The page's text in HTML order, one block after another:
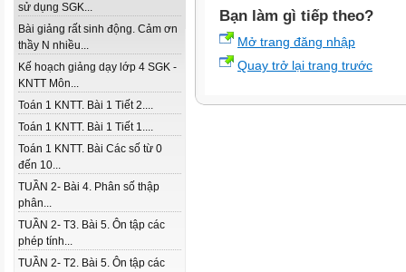
sử dụng SGK...
Bài giảng rất sinh động. Cảm ơn
thầy N nhiều...
Kế hoạch giảng dạy lớp 4 SGK -
KNTT Môn...
Toán 1 KNTT. Bài 1 Tiết 2....
Toán 1 KNTT. Bài 1 Tiết 1....
Toán 1 KNTT. Bài Các số từ 0
đến 10...
TUẦN 2- Bài 4. Phân số thập
phân...
TUẦN 2- T3. Bài 5. Ôn tập các
phép tính...
TUẦN 2- T2. Bài 5. Ôn tập các
Bạn làm gì tiếp theo?
Mở trang đăng nhập
Quay trở lại trang trước